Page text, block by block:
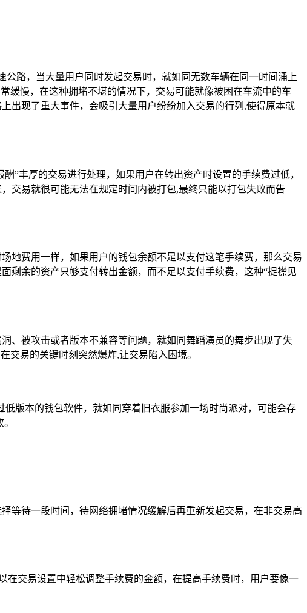
路，当大量用户同时发起交易时，就如同无数车辆在同一时间涌上
缓慢，在这种拥堵不堪的情况下，交易可能就像被困在车流中的车
出现了重大事件，会吸引大量用户纷纷加入交易的行列,使得原本就
”丰厚的交易进行处理，如果用户在转出资产时设置的手续费过低，
交易就很可能无法在规定时间内被打包,最终只能以打包失败而告
地费用一样，如果用户的钱包余额不足以支付这笔手续费，那么交易
剩余的资产只够支付转出金额，而不足以支付手续费，这种“捉襟见
、被攻击或者版本不兼容等问题，就如同舞蹈演员的舞步出现了失
交易的关键时刻突然爆炸,让交易陷入困境。
版本的钱包软件，就如同穿着旧衣服参加一场时尚派对，可能会存
等待一段时间，待网络拥堵情况缓解后再重新发起交易，在非交易高
在交易设置中轻松调整手续费的金额，在提高手续费时，用户要像一